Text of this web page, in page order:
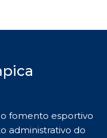
fomento esportivo
administrativo do